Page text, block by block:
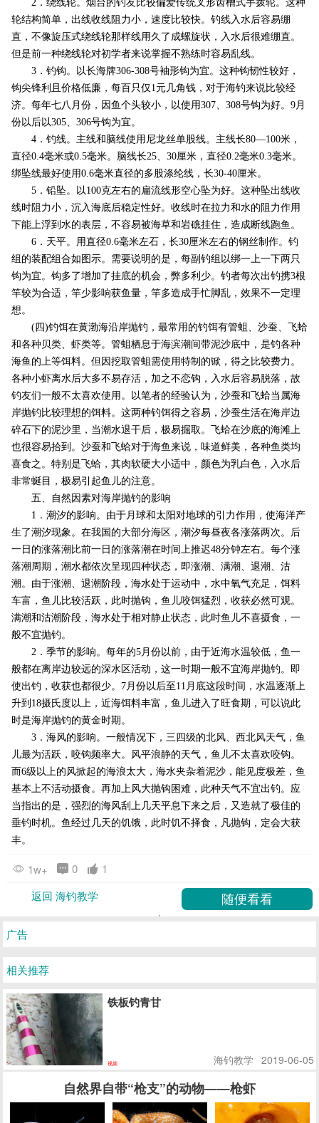
2．绕线轮。烟台的钓友比较偏爱传统叉形齿槽式手拨轮。这种
轮结构简单，出线收线阻力小，速度比较快。钓线入水后容易绷
直，不像旋压式绕线轮那样线用久了成螺旋状，入水后很难绷直。
但是前一种绕线轮对初学者来说掌握不熟练时容易乱线。
3．钓钩。以长海牌306-308号袖形钩为宜。这种钩韧性较好，
钩尖锋利且价格低廉，每百只仅1元几角钱，对于海钓来说比较经
济。每年七八月份，因鱼个头较小，以使用307、308号钩为好。9月
份以后以305、306号钩为宜。
4．钓线。主线和脑线使用尼龙丝单股线。主线长80—100米，
直径0.4毫米或0.5毫米。脑线长25、30厘米，直径0.2毫米0.3毫米。
绑坠线最好使用0.6毫米直径的多股涤纶线，长30-40厘米。
5．铅坠。以100克左右的扁流线形空心坠为好。这种坠出线收
线时阻力小，沉入海底后稳定性好。收线时在拉力和水的阻力作用
下能上浮到水的表层，不容易被海草和岩礁挂住，造成断线跑鱼。
6．天平。用直径0.6毫米左石，长30厘米左右的钢丝制作。钓
组的装配组合如图示。需要说明的是，每副钓组以绑一上一下两只
钩为宜。钩多了增加了挂底的机会，弊多利少。钓者每次出钓携3根
竿较为合适，竿少影响获鱼量，竿多造成手忙脚乱，效果不一定理
想。
(四)钓饵在黄渤海沿岸抛钓，最常用的钓饵有管蛆、沙蚕、飞蛤
和各种贝类、虾类等。管蛆栖息于海滨潮间带泥沙底中，是钓各种
海鱼的上等饵料。但因挖取管蛆需使用特制的锨，得之比较费力。
各种小虾离水后大多不易存活，加之不恋钩，入水后容易脱落，故
钓友们一般不太喜欢使用。以笔者的经验认为，沙蚕和飞蛤当属海
岸抛钓比较理想的饵料。这两种钓饵得之容易，沙蚕生活在海岸边
碎石下的泥沙里，当潮水退干后，极易掘取。飞蛤在沙底的海滩上
也很容易拾到。沙蚕和飞蛤对于海鱼来说，味道鲜美，各种鱼类均
喜食之。特别是飞蛤，其肉软硬大小适中，颜色为乳白色，入水后
非常蜒目，极易引起鱼儿的注意。
五、自然因素对海岸抛钓的影响
1．潮汐的影响。由于月球和太阳对地球的引力作用，使海洋产
生了潮汐现象。在我国的大部分海区，潮汐每昼夜各涨落两次。后
一日的涨落潮比前一日的涨落潮在时间上推迟48分钟左右。每个涨
落潮周期，潮水都依次呈现四种状态，即涨潮、满潮、退潮、沽
潮。由于涨潮、退潮阶段，海水处于运动中，水中氧气充足，饵料
车富，鱼儿比较活跃，此时抛钩，鱼儿咬饵猛烈，收获必然可观。
满潮和沽潮阶段，海水处于相对静止状态，此时鱼儿不喜摄食，一
般不宜抛钓。
2．季节的影响。每年的5月份以前，由于近海水温较低，鱼一
般都在离岸边较远的深水区活动，这一时期一般不宜海岸抛钓。即
使出钓，收获也都很少。7月份以后至11月底这段时间，水温逐渐上
升到18摄氏度以上，近海饵料丰富，鱼儿进入了旺食期，可以说此
时是海岸抛钓的黄金时期。
3．海风的影响。一般情况下，三四级的北风、西北风天气，鱼
儿最为活跃，咬钩频率大。风平浪静的天气，鱼儿不太喜欢咬钩。
而6级以上的风掀起的海浪太大，海水夹杂着泥沙，能见度极差，鱼
基本上不活动摄食。再加上风大抛钩困难，此种天气不宜出钓。应
当指出的是，强烈的海风刮上几天平息下来之后，又造就了极佳的
垂钓时机。鱼经过几天的饥饿，此时饥不择食，凡抛钩，定会大获
丰。
1w+ 0
1
返回 海钓教学
广告
相关推荐
铁板钓青甘
视频 海钓教学 2019-06-05
自然界自带“枪支”的动物——枪虾